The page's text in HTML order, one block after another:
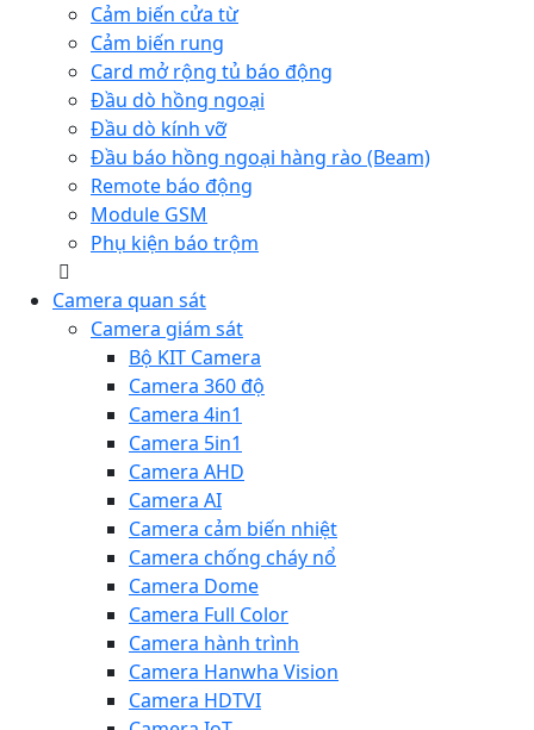
Cảm biến cửa từ
Cảm biến rung
Card mở rộng tủ báo động
Đầu dò hồng ngoại
Đầu dò kính vỡ
Đầu báo hồng ngoại hàng rào (Beam)
Remote báo động
Module GSM
Phụ kiện báo trộm
Camera quan sát
Camera giám sát
Bộ KIT Camera
Camera 360 độ
Camera 4in1
Camera 5in1
Camera AHD
Camera AI
Camera cảm biến nhiệt
Camera chống cháy nổ
Camera Dome
Camera Full Color
Camera hành trình
Camera Hanwha Vision
Camera HDTVI